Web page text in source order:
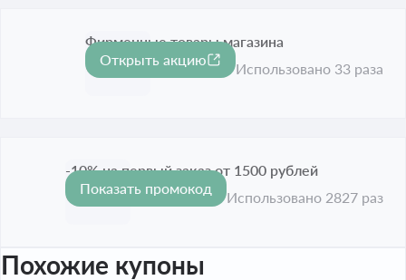
Фирменные товары магазина
Срок акции истёк
Открыть акцию
Использовано 33 раза
-10%
-10% на первый заказ от 1500 рублей
Срок акции истёк
Показать промокод
Использовано 2827 раз
Похожие купоны